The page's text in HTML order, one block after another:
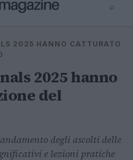
⌕
⌕ ×
2025 HANNO CATTURATO
2025 hanno
del
degli ascolti delle
e lezioni pratiche